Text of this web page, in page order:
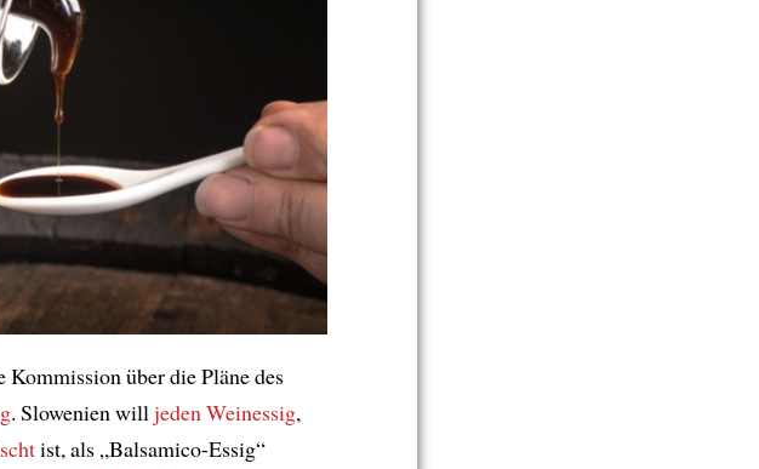
über die Pläne des
. Slowenien willjeden Weinessig,
ist, als „Balsamico-Essig“